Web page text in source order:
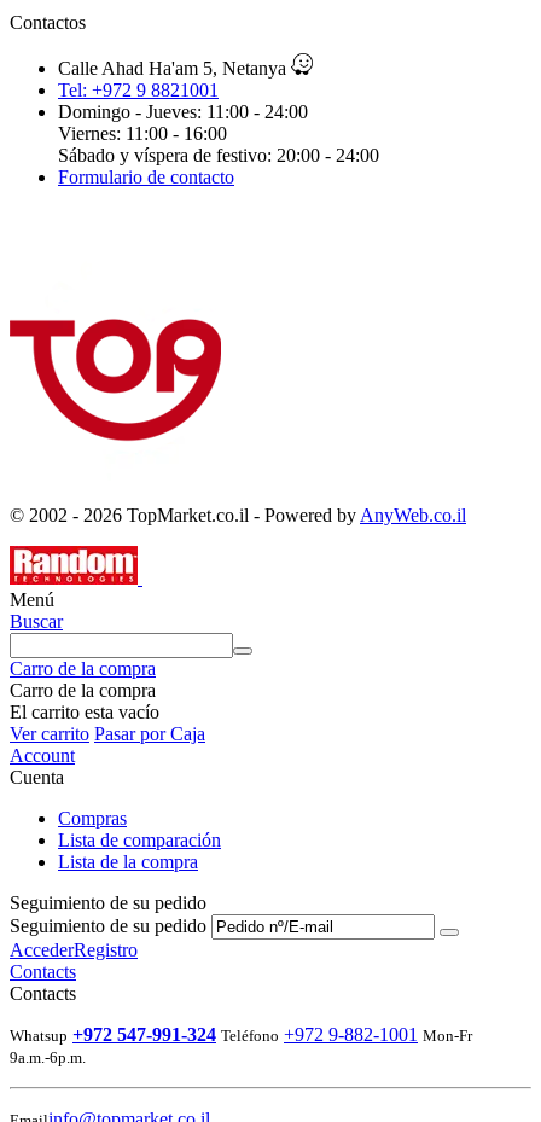
Contactos
Calle Ahad Ha'am 5, Netanya
Tel: +972 9 8821001
Domingo - Jueves: 11:00 - 24:00
Viernes: 11:00 - 16:00
Sábado y víspera de festivo: 20:00 - 24:00
Formulario de contacto
© 2002 - 2026 TopMarket.co.il - Powered by AnyWeb.co.il
Menú
Buscar
Carro de la compra
Carro de la compra
El carrito esta vacío
Ver carrito Pasar por Caja
Account
Cuenta
Compras
Lista de comparación
Lista de la compra
Seguimiento de su pedido
Seguimiento de su pedido
AccederRegistro
Contacts
Contacts
Whatsup +972 547-991-324 Teléfono +972 9-882-1001 Mon-Fr
9a.m.-6p.m.